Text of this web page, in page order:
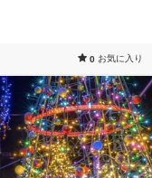
0 お気に入り